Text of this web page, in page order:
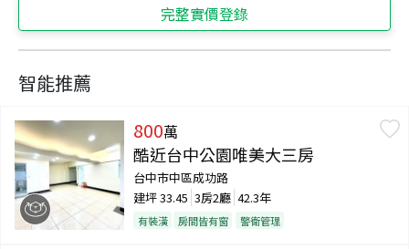
完整實價登錄
智能推薦
800萬
酷近台中公園唯美大三房
台中市中區成功路
建坪33.45 3房2廳 42.3年
有裝潢 房間皆有窗 警衛管理